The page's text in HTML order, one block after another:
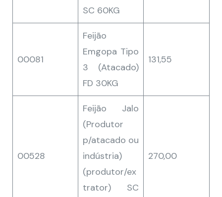
SC 60KG
00081
Feijão
Emgopa Tipo
3 (Atacado)
FD 30KG
131,55
00528
Feijão Jalo
(Produtor
p/atacado ou
indústria)
(produtor/ex
trator) SC
270,00